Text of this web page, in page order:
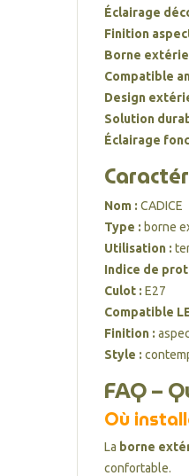
Éclairage
Finition
Borne
Compatible
Design
Solution
Éclairage
Nom : CADICE
Type : borne
Utilisation :
Indice de
Culot : E27
Compatible
Finition :
Style :
FAQ –
Où
La borne
confortable.